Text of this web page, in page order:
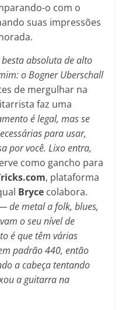
o com o
suas impressões
absoluta de alto
o Bogner Uberschall
de mergulhar na
faz uma
é legal, mas se
para usar,
por você. Lixo entra,
como gancho para
, plataforma
Bryce colabora.
de metal a folk, blues,
o seu nível de
é que têm várias
padrão 440, então
a cabeça tentando
a guitarra na